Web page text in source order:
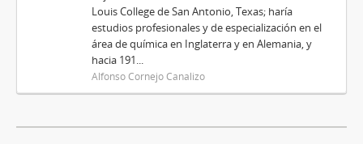
Louis College de San Antonio, Texas; haría
estudios profesionales y de especialización en el
área de química en Inglaterra y en Alemania, y
hacia 191...
Alfonso Cornejo Canalizo